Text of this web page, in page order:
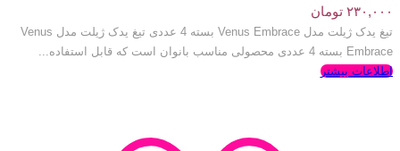
۲۳۰,۰۰۰ تومان
تیغ یدک ژیلت مدل Venus Embrace بسته 4 عددی تیغ یدک ژیلت مدل Venus
Embrace بسته 4 عددی محصولی مناسب بانوان است که قابل استفاده...
اطلاعات بیشتر